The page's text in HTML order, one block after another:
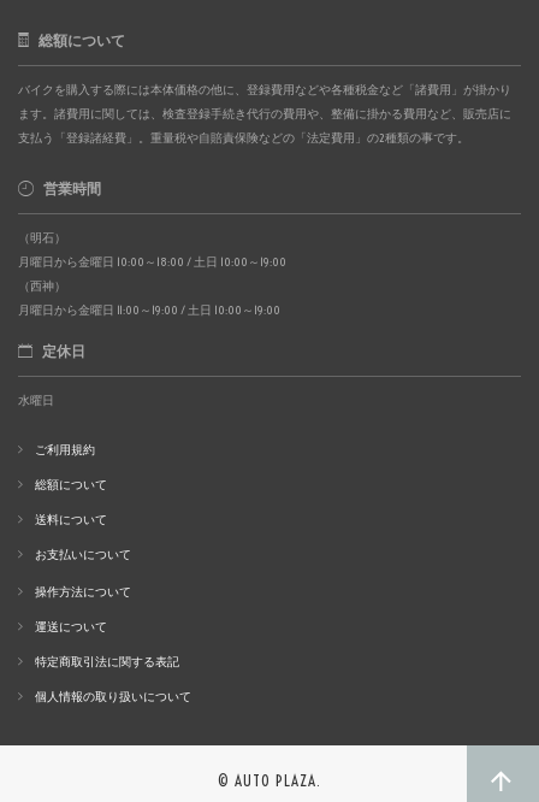
総額について
バイクを購入する際には本体価格の他に、登録費用などや各種税金など「諸費用」が掛かり
ます。諸費用に関しては、検査登録手続き代行の費用や、整備に掛かる費用など、販売店に
支払う「登録諸経費」。重量税や自賠責保険などの「法定費用」の2種類の事です。
営業時間
（明石）
月曜日から金曜日 10:00～18:00 / 土日 10:00～19:00
（西神）
月曜日から金曜日 11:00～19:00 / 土日 10:00～19:00
定休日
水曜日
ご利用規約
総額について
送料について
お支払いについて
操作方法について
運送について
特定商取引法に関する表記
個人情報の取り扱いについて
© AUTO PLAZA.